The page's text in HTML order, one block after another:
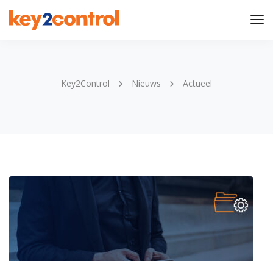
Key2Control Nieuws Actueel